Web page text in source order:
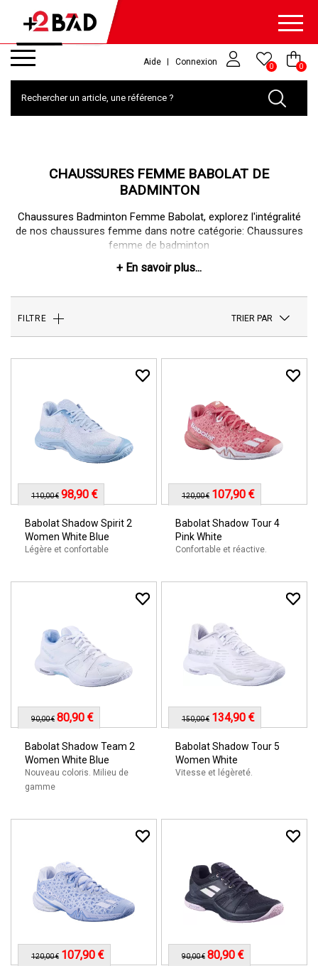
Aide Connexion 0 0
CHAUSSURES FEMME BABOLAT DE
BADMINTON
Chaussures Badminton Femme Babolat, explorez l'intégralité
de nos chaussures femme dans notre catégorie: Chaussures
femme de badminton
FILTRE TRIER PAR
Babolat Shadow Spirit 2
Women White Blue
Légère et confortable
110,00 € 98,90 €
Babolat Shadow Tour 4
Pink White
Confortable et réactive.
120,00 € 107,90 €
Babolat Shadow Team 2
Women White Blue
Nouveau coloris. Milieu de
gamme
90,00 € 80,90 €
Babolat Shadow Tour 5
Women White
Vitesse et légèreté.
150,00 € 134,90 €
120,00 € 107,90 € 90,00 € 80,90 €